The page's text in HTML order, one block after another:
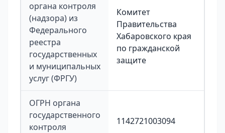
органа контроля
(надзора) из
Федерального
реестра
государственных
и муниципальных
услуг (ФРГУ)
Комитет
Правительства
Хабаровского края
по гражданской
защите
ОГРН органа
государственного
контроля
1142721003094